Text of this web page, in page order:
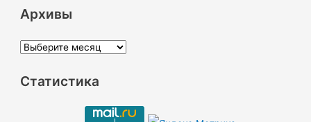
Архивы
А
х
Статистика